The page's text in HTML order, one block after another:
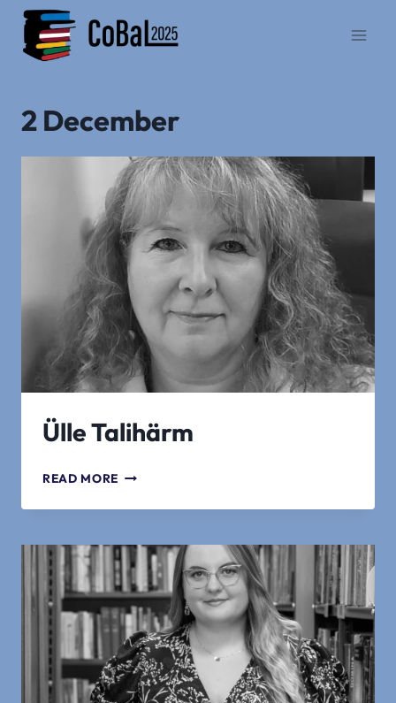
Skip
content
2 December
Ülle Talihärm
READ MORE ÜLLE